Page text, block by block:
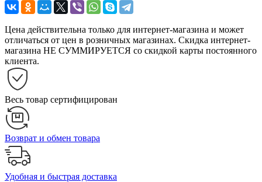
Цена действительна только для интернет-магазина и может
отличаться от цен в розничных магазинах. Скидка интернет-
магазина НЕ СУММИРУЕТСЯ со скидкой карты постоянного
клиента.
Весь товар сертифицирован
Возврат и обмен товара
Удобная и быстрая доставка